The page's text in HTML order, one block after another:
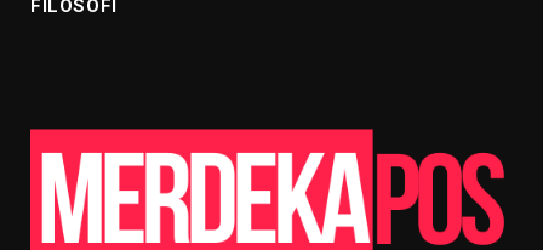
FILOSOFI